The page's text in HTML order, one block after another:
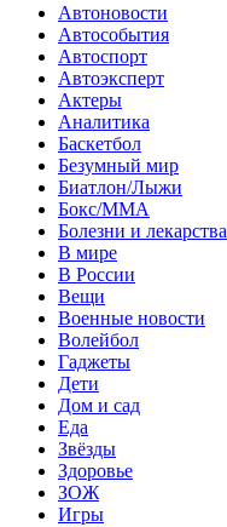
Автоновости
Автособытия
Автоспорт
Автоэксперт
Актеры
Аналитика
Баскетбол
Безумный мир
Биатлон/Лыжи
Бокс/MMA
Болезни и лекарства
В мире
В России
Вещи
Военные новости
Волейбол
Гаджеты
Дети
Дом и сад
Еда
Звёзды
Здоровье
ЗОЖ
Игры